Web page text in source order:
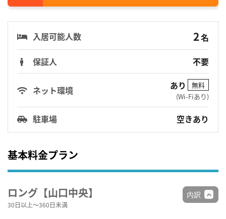
入居可能人数 2名
保証人
不要
ネット環境 あり
無料
(Wi-Fiあり)
駐車場 空きあり
基本料金プラン
ロング【山口中央】
30日以上～360日未満
内訳